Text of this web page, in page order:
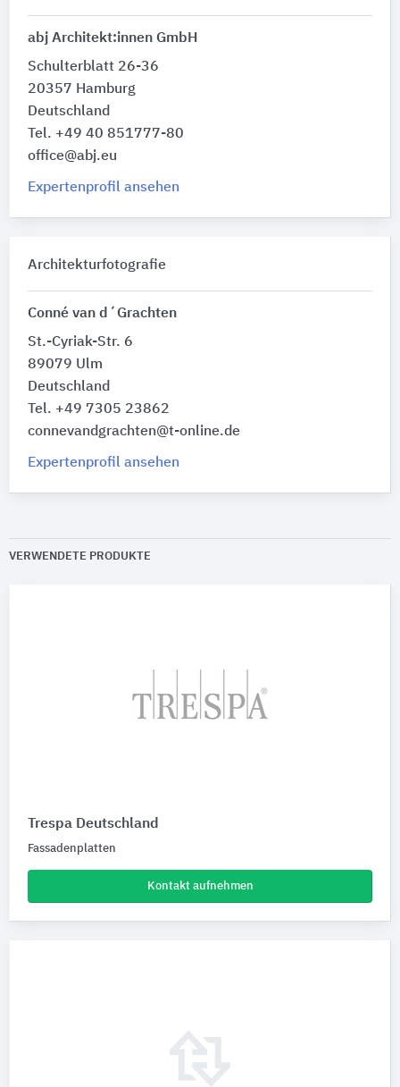
abj Architekt:innen GmbH
Schulterblatt 26-36
20357 Hamburg
Deutschland
Tel. +49 40 851777-80
office@abj.eu
Expertenprofil ansehen
Architekturfotografie
Conné van d´Grachten
St.-Cyriak-Str. 6
89079 Ulm
Deutschland
Tel. +49 7305 23862
connevandgrachten@t-online.de
Expertenprofil ansehen
VERWENDETE PRODUKTE
Trespa Deutschland
Fassadenplatten
Kontakt aufnehmen